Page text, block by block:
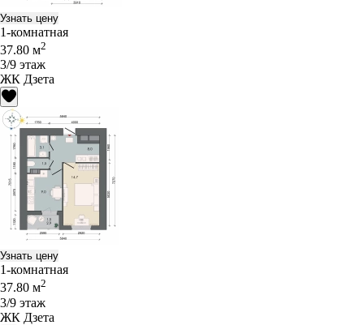
Узнать цену
1-комнатная
37.80 м2
3/9 этаж
ЖК Дзета
Узнать цену
1-комнатная
37.80 м2
3/9 этаж
ЖК Дзета